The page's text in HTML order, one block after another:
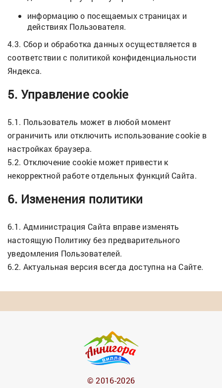
информацию о посещаемых страницах и
действиях Пользователя.
4.3. Сбор и обработка данных осуществляется в
соответствии с политикой конфиденциальности
Яндекса.
5. Управление cookie
5.1. Пользователь может в любой момент
ограничить или отключить использование cookie в
настройках браузера.
5.2. Отключение cookie может привести к
некорректной работе отдельных функций Сайта.
6. Изменения политики
6.1. Администрация Сайта вправе изменять
настоящую Политику без предварительного
уведомления Пользователей.
6.2. Актуальная версия всегда доступна на Сайте.
© 2016-2026